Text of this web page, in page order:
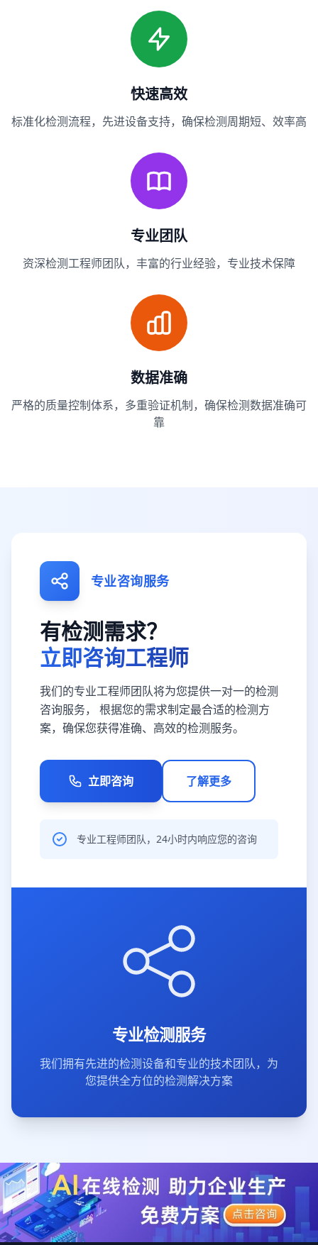
快速高效
标准化检测流程，先进设备支持，确保检测周期短、效率高
专业团队
资深检测工程师团队，丰富的行业经验，专业技术保障
数据准确
严格的质量控制体系，多重验证机制，确保检测数据准确可
靠
专业咨询服务
有检测需求？
立即咨询工程师
我们的专业工程师团队将为您提供一对一的检测
咨询服务， 根据您的需求制定最合适的检测方
案，确保您获得准确、高效的检测服务。
立即咨询 了解更多
专业工程师团队，24小时内响应您的咨询
专业检测服务
我们拥有先进的检测设备和专业的技术团队，为
您提供全方位的检测解决方案